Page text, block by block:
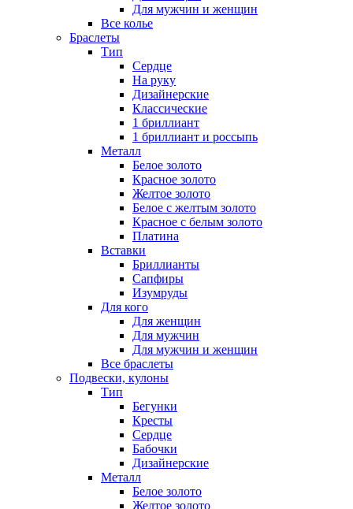
Для мужчин и женщин
Все колье
Браслеты
Тип
Сердце
На руку
Дизайнерские
Классические
1 бриллиант
1 бриллиант и россыпь
Металл
Белое золото
Красное золото
Желтое золото
Белое с желтым золото
Красное с белым золото
Платина
Вставки
Бриллианты
Сапфиры
Изумруды
Для кого
Для женщин
Для мужчин
Для мужчин и женщин
Все браслеты
Подвески, кулоны
Тип
Бегунки
Кресты
Сердце
Бабочки
Дизайнерские
Металл
Белое золото
Желтое золото